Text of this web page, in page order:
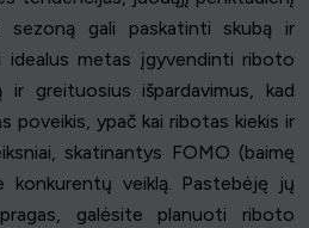
sezoną gali paskatinti skubą ir
idealus metas įgyvendinti riboto
ir greituosius išpardavimus, kad
poveikis, ypač kai ribotas kiekis ir
skatinantys FOMO (baimę
veiklą. Pastebėję jų
galėsite planuoti riboto